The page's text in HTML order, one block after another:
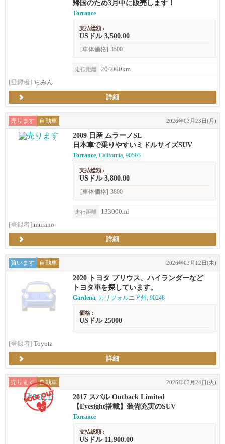
帰国のため3月中に販売します！
Torrance
支払総額 :
USドル 3,500.00
[車体価格] 3500
走行距離
204000km
[登録者] ちみん
詳細
売ります 自動車 2026年03月23日(月)
2009 日産 ムラーノSL
日本車で乗りやすいミドルサイズSUV
Torrance, California, 90503
支払総額 :
USドル 3,800.00
[車体価格] 3800
走行距離
133000ml
[登録者] murano
詳細
買います 自動車 2026年03月12日(木)
2020 トヨタ プリウス、ハイランダーなど
トヨタ車を探しています。
Gardena, カリフォルニア州, 90248
価格 :
USドル 25000
[登録者] Toyota
詳細
売ります 自動車 2026年03月24日(火)
2017 スバル Outback Limited
【Eyesight搭載】装備充実のSUV
Torrance
支払総額 :
USドル 11,900.00